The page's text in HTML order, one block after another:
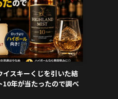
イスキーくじを引いた結
年が当たったので調べ